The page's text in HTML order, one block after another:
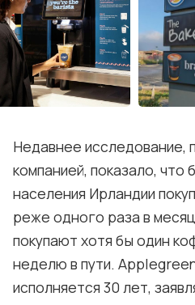
Недавнее исследование,
компанией, показало, что
населения Ирландии
реже одного раза в
покупают хотя бы один
неделю в пути.
исполняется 30 лет,